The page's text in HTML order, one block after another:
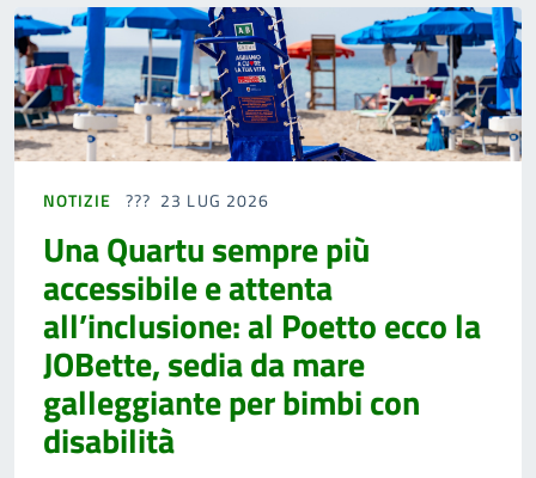
NOTIZIE 23 LUG 2026
Una Quartu sempre più
accessibile e attenta
all’inclusione: al Poetto ecco la
JOBette, sedia da mare
galleggiante per bimbi con
disabilità